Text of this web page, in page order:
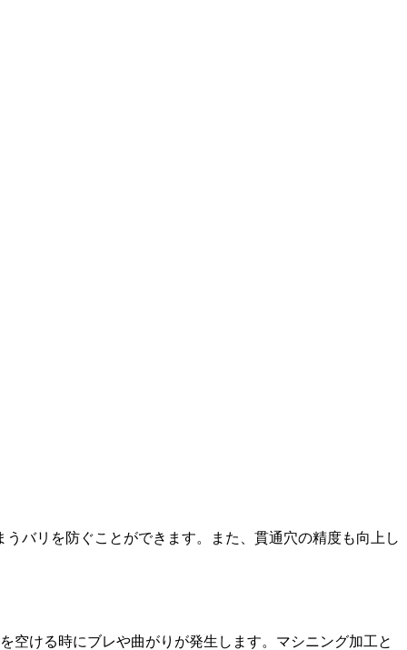
バリを防ぐことができます。また、貫通穴の精度も向上し
空ける時にブレや曲がりが発生します。マシニング加工と